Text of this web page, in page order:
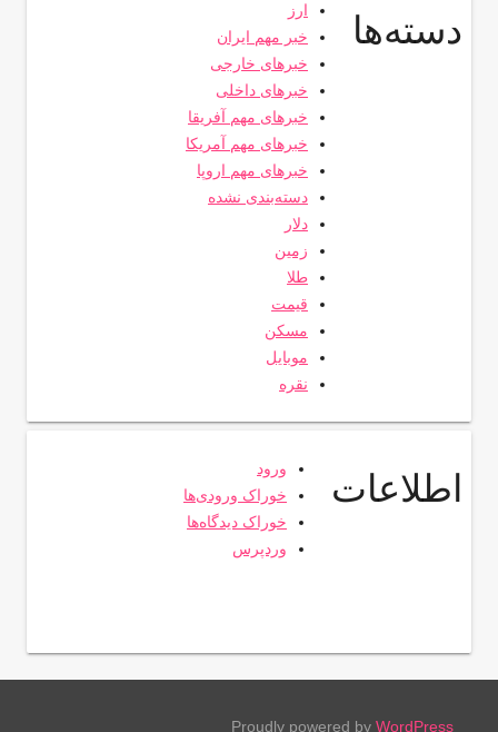
دسته‌ها
ارز
خبر مهم ایران
خبرهای خارجی
خبرهای داخلی
خبرهای مهم آفریقا
خبرهای مهم آمریکا
خبرهای مهم اروپا
دسته‌بندی نشده
دلار
زمین
طلا
قیمت
مسکن
موبایل
نقره
اطلاعات
ورود
خوراک ورودی‌ها
خوراک دیدگاه‌ها
وردپرس
Proudly powered by WordPress